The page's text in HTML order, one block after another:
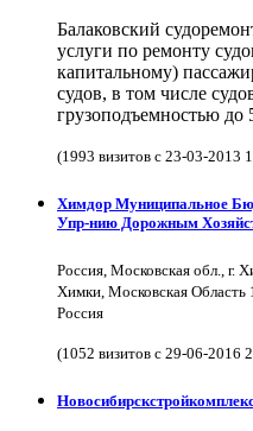
Балаковский
услуги по ремонту
капитальному)
судов, в том числе
грузоподъемностью до
(1993 визитов с 23-03-2013
Химдор Муниципальное
Упр-нию Дорожным
Россия, Московская обл., г.
Химки, Московская Область
Россия
(1052 визитов с 29-06-2016